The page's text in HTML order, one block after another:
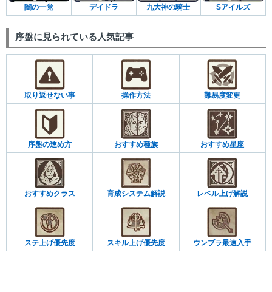
闇の一党 デイドラ 九大神の騎士 Sアイルズ
序盤に見られている人気記事
取り返せない事 操作方法 難易度変更
序盤の進め方 おすすめ種族 おすすめ星座
おすすめクラス 育成システム解説 レベル上げ解説
ステ上げ優先度 スキル上げ優先度 ウンブラ最速入手